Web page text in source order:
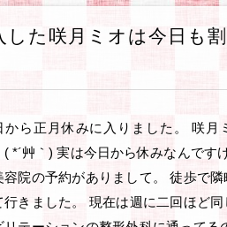
た咲月ミオは今日も
から正月休みに入りました。 咲月
( *´艸｀) 実は今日から休みなんです
容院の予約がありまして。 徒歩で
行きました。 現在は週に二回ほど同